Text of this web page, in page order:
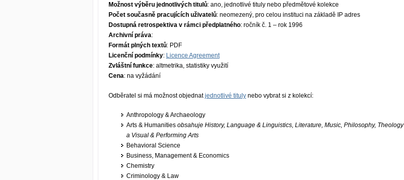
Možnost výběru jednotlivých titulů: ano, jednotlivé tituly nebo předmětové kolekce
Počet současně pracujících uživatelů: neomezený, pro celou instituci na základě IP adres
Dostupná retrospektiva v rámci předplatného: ročník č. 1 – rok 1996
Archivní práva:
Formát plných textů: PDF
Licenční podmínky: Licence Agreement
Zvláštní funkce: altmetrika, statistiky využití
Cena: na vyžádání
Odběratel si má možnost objednatjednotlivé tituly nebo vybrat si z kolekcí:
Anthropology & Archaeology
Arts & Humanities obsahuje History, Language & Linguistics, Literature, Music, Philosophy, Theology
a Visual & Performing Arts
Behavioral Science
Business, Management & Economics
Chemistry
Criminology & Law